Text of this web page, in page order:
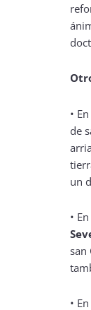
•
de
un
•
san
•